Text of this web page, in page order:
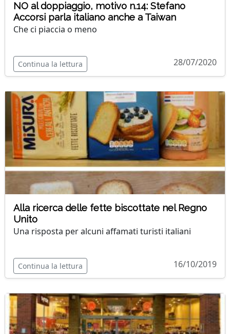
NO al doppiaggio, motivo n.14: Stefano
Accorsi parla italiano anche a Taiwan
Che ci piaccia o meno
Continua la lettura 28/07/2020
Alla ricerca delle fette biscottate nel Regno
Unito
Una risposta per alcuni affamati turisti italiani
Continua la lettura 16/10/2019